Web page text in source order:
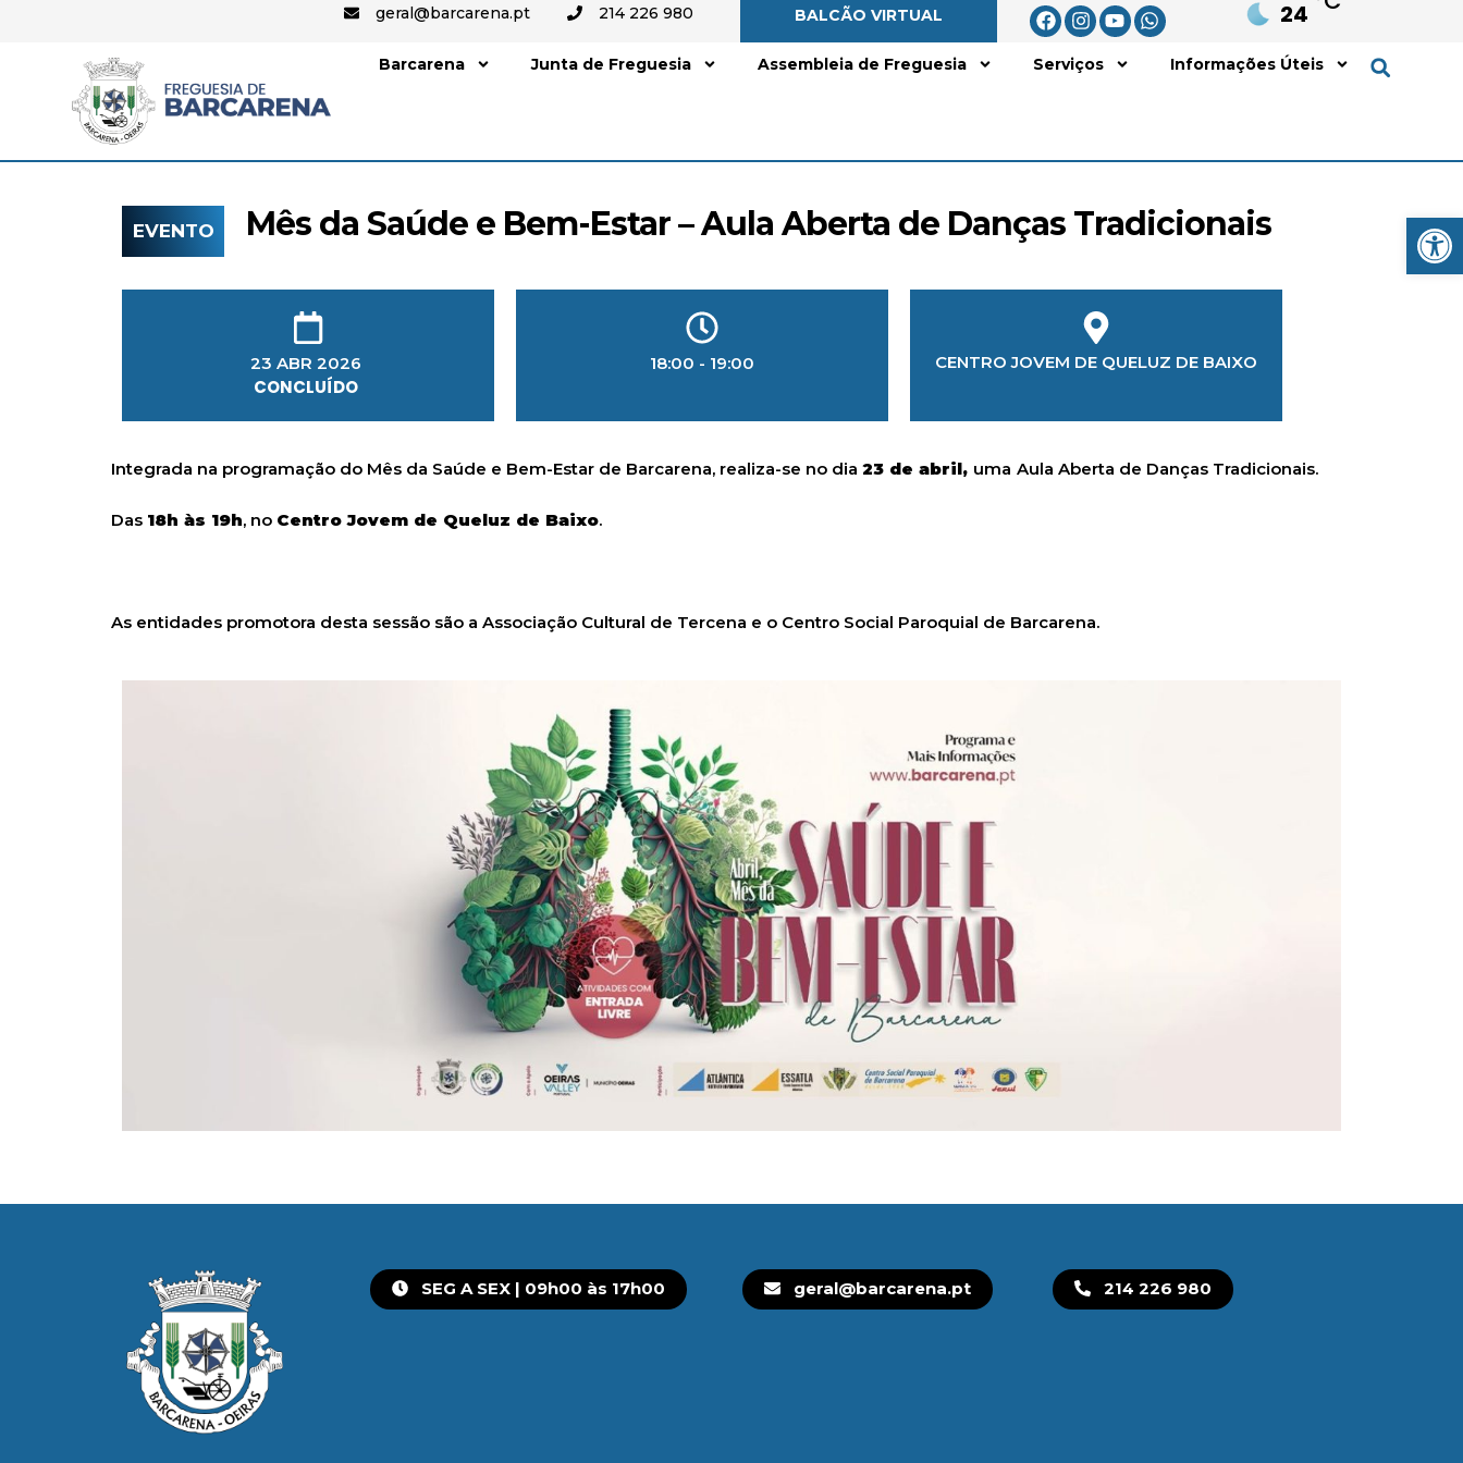
geral@barcarena.pt 214 226 980 BALCÃO VIRTUAL 24
Barcarena Junta de Freguesia Assembleia de Freguesia Serviços Informações Úteis
EVENTO Mês da Saúde e Bem-Estar – Aula Aberta de Danças Tradicionais
23 ABR 2026
CONCLUÍDO
18:00 - 19:00
LOCALIZAÇÃO
CENTRO JOVEM DE QUELUZ DE BAIXO
Integrada na programação do Mês da Saúde e Bem-Estar de Barcarena, realiza-se no dia 23 de abril, uma Aula Aberta de Danças Tradicionais.
Das 18h às 19h, no Centro Jovem de Queluz de Baixo.
As entidades promotora desta sessão são a Associação Cultural de Tercena e o Centro Social Paroquial de Barcarena.
SEG A SEX | 09h00 às 17h00 geral@barcarena.pt 214 226 980